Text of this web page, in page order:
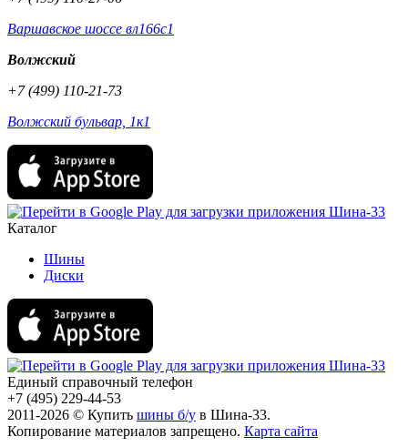
Варшавское шоссе вл166с1
Волжский
+7 (499) 110-21-73
Волжский бульвар, 1к1
Каталог
Шины
Диски
Единый справочный телефон
+7 (495) 229-44-53
2011-2026 © Купить шины б/у в Шина-33.
Копирование материалов запрещено. Карта сайта